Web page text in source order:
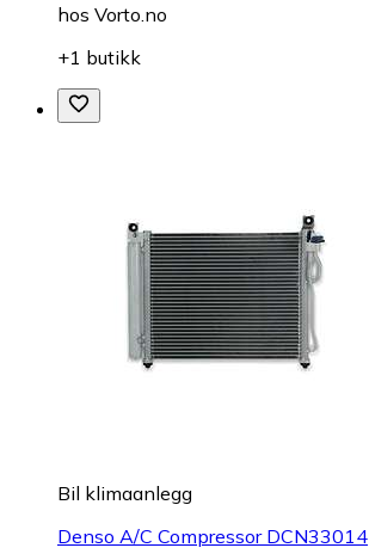
hos Vorto.no
+1 butikk
Bil klimaanlegg
Denso A/C Compressor DCN33014